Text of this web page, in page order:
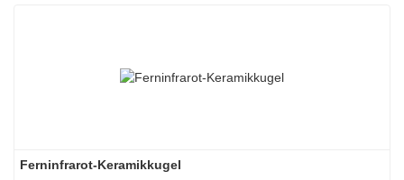
Ferninfrarot-Keramikkugel